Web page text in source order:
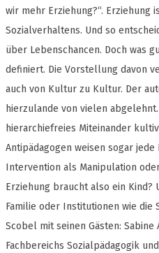
wir mehr Erziehung?“. Erziehung
Sozialverhaltens. Und so
über Lebenschancen. Doch was
definiert. Die Vorstellung davon
auch von Kultur zu Kultur. Der
hierzulande von vielen
hierarchiefreies Miteinander
Antipädagogen weisen sogar
Intervention als Manipulation
Erziehung braucht also ein
Familie oder Institutionen wie die
Scobel mit seinen Gästen: Sabine
Fachbereichs Sozialpädagogik